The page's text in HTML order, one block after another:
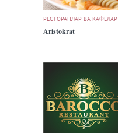
РЕСТОРАНЛАР ВА КАФЕЛАР
Aristokrat